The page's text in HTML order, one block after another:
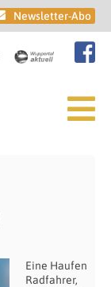
Newsletter-Abo
Eine Haufen
Radfahrer,